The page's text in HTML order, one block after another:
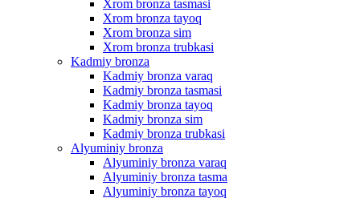
Xrom bronza tasmasi
Xrom bronza tayoq
Xrom bronza sim
Xrom bronza trubkasi
Kadmiy bronza
Kadmiy bronza varaq
Kadmiy bronza tasmasi
Kadmiy bronza tayoq
Kadmiy bronza sim
Kadmiy bronza trubkasi
Alyuminiy bronza
Alyuminiy bronza varaq
Alyuminiy bronza tasma
Alyuminiy bronza tayoq